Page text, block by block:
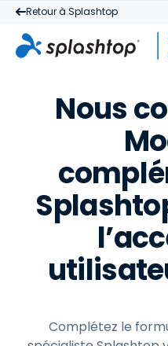
Retour à Splashtop
Nous
Complétez le